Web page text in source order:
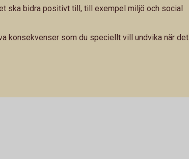
ska bidra positivt till, till exempel miljö och social
konsekvenser som du speciellt vill undvika när det